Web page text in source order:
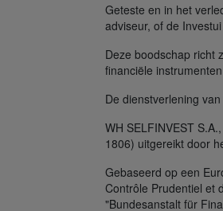
Geteste en in het
adviseur, of de
Deze boodschap richt
financiële
De dienstverlening
WH SELFINVEST
1806) uitgereikt door
Gebaseerd op een
Contrôle Prudentiel et
"Bundesanstalt für